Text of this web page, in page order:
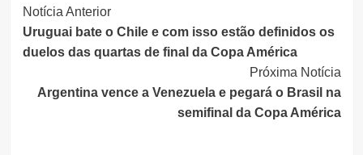
Continue
Lendo
Notícia Anterior
Uruguai bate o Chile e com isso estão definidos os
duelos das quartas de final da Copa América
Próxima Notícia
Argentina vence a Venezuela e pegará o Brasil na
semifinal da Copa América